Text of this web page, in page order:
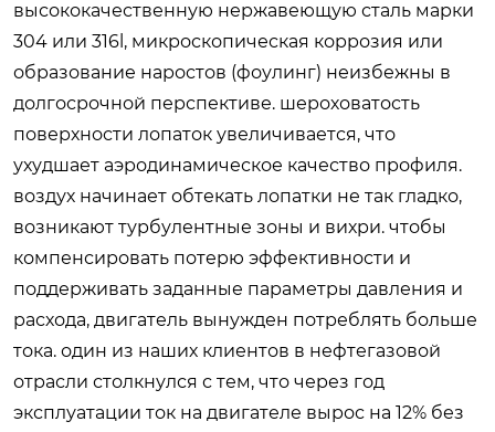
высококачественную нержавеющую сталь марки
304 или 316l, микроскопическая коррозия или
образование наростов (фоулинг) неизбежны в
долгосрочной перспективе. шероховатость
поверхности лопаток увеличивается, что
ухудшает аэродинамическое качество профиля.
воздух начинает обтекать лопатки не так гладко,
возникают турбулентные зоны и вихри. чтобы
компенсировать потерю эффективности и
поддерживать заданные параметры давления и
расхода, двигатель вынужден потреблять больше
тока. один из наших клиентов в нефтегазовой
отрасли столкнулся с тем, что через год
эксплуатации ток на двигателе вырос на 12% без